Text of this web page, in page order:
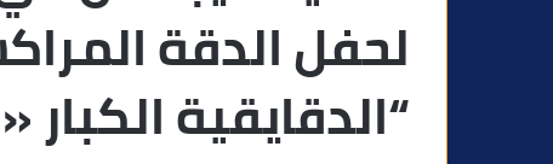
لحفل الدقة
“الدقايقية الكبار «